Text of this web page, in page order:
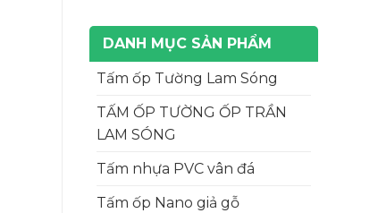
DANH MỤC SẢN PHẨM
Tấm ốp Tường Lam Sóng
TẤM ỐP TƯỜNG ỐP TRẦN
LAM SÓNG
Tấm nhựa PVC vân đá
Tấm ốp Nano giả gỗ